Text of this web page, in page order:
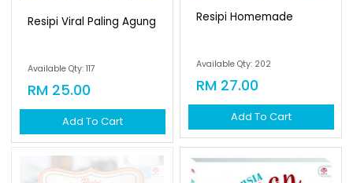
Resipi Viral Paling Agung
Available Qty: 117
RM 25.00
Add To Cart
Resipi Homemade
Available Qty: 202
RM 27.00
Add To Cart